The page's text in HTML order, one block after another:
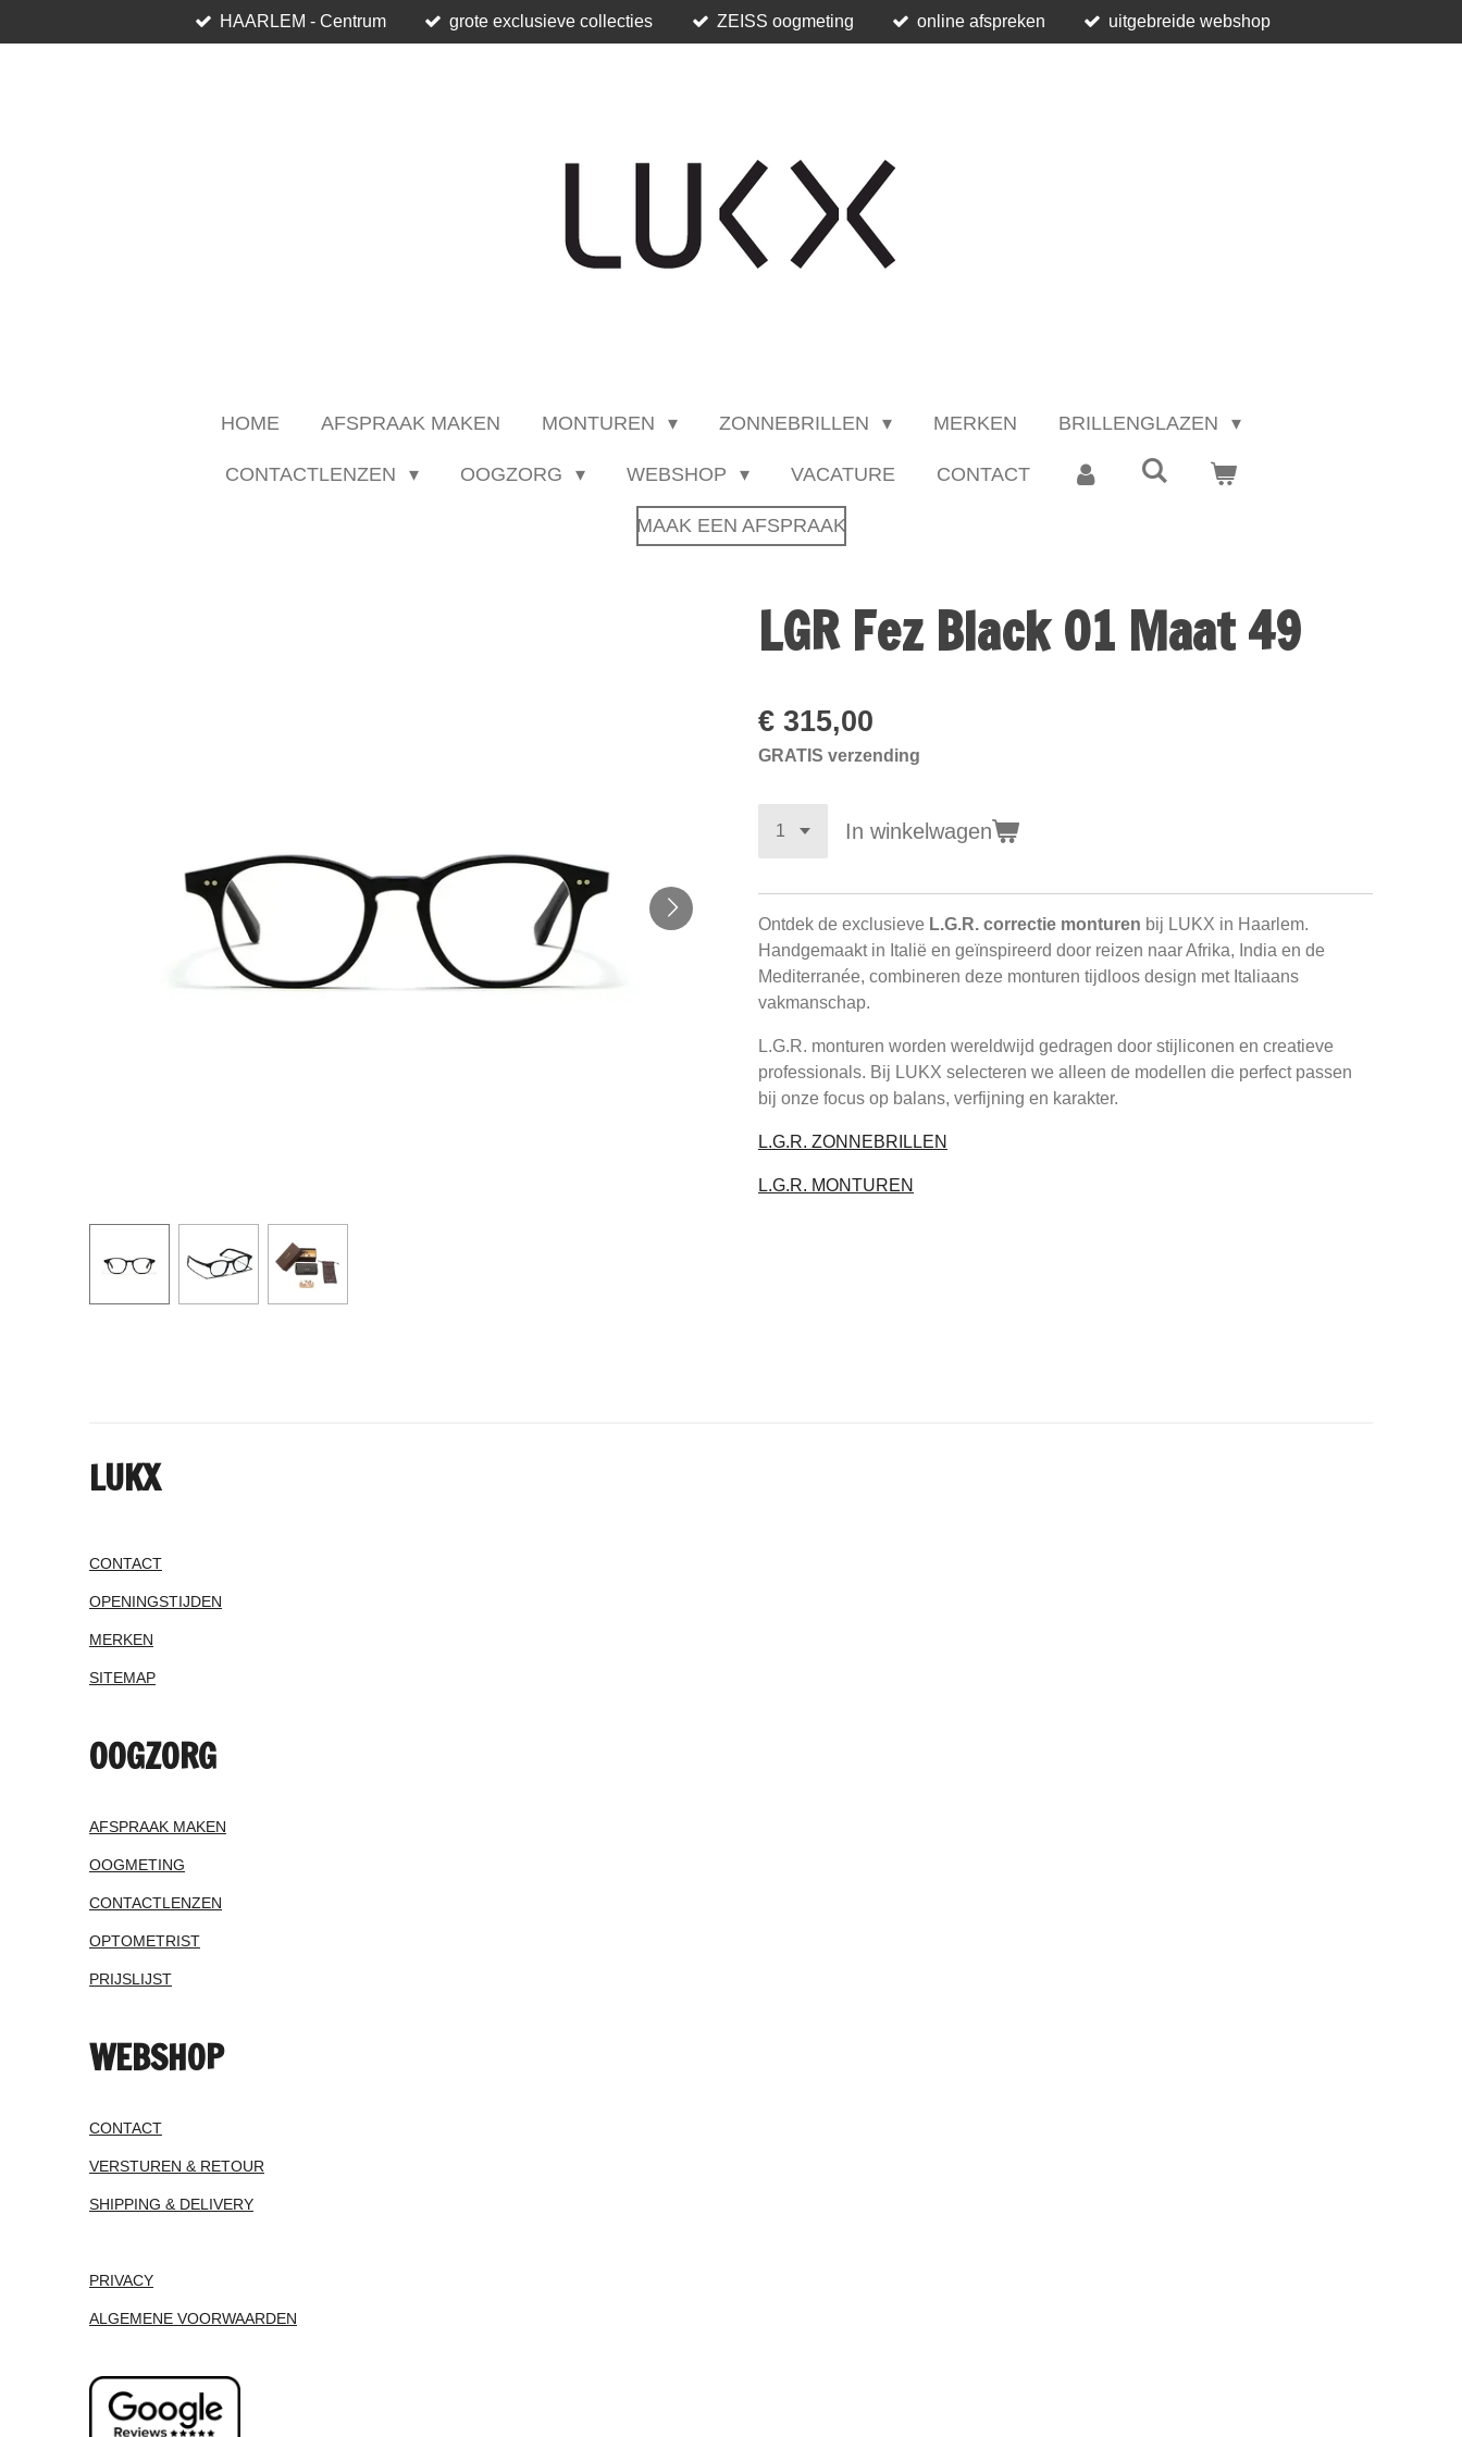
direct
HAARLEM - Centrum grote exclusieve collecties ZEISS oogmeting online afspreken uitgebreide webshop
HOME AFSPRAAK MAKEN MONTUREN ZONNEBRILLEN MERKEN BRILLENGLAZEN
CONTACTLENZEN OOGZORG WEBSHOP VACATURE CONTACT
MAAK EEN AFSPRAAK
LGR Fez Black 01 Maat 49
€ 315,00
GRATIS verzending
In winkelwagen
Ontdek de exclusieve L.G.R. correctie monturen bij LUKX in Haarlem.
Handgemaakt in Italië en geïnspireerd door reizen naar Afrika, India en de
Mediterranée, combineren deze monturen tijdloos design met Italiaans
vakmanschap.
L.G.R. monturen worden wereldwijd gedragen door stijliconen en creatieve
professionals. Bij LUKX selecteren we alleen de modellen die perfect passen
bij onze focus op balans, verfijning en karakter.
L.G.R. ZONNEBRILLEN
L.G.R. MONTUREN
LUKX
CONTACT
OPENINGSTIJDEN
MERKEN
SITEMAP
OOGZORG
AFSPRAAK MAKEN
OOGMETING
CONTACTLENZEN
OPTOMETRIST
PRIJSLIJST
WEBSHOP
CONTACT
VERSTUREN & RETOUR
SHIPPING & DELIVERY
PRIVACY
ALGEMENE VOORWAARDEN